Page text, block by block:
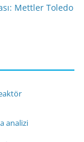
Mettler Toledo
analizi